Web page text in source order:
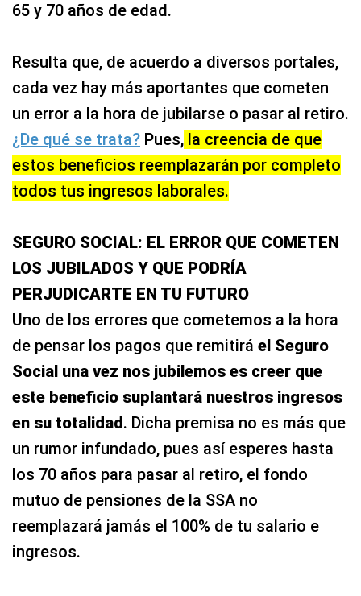
65 y 70 años de edad.
Resulta que, de acuerdo a diversos portales,
cada vez hay más aportantes que cometen
un error a la hora de jubilarse o pasar al retiro.
¿De qué se trata? Pues, la creencia de que
estos beneficios reemplazarán por completo
todos tus ingresos laborales.
SEGURO SOCIAL: EL ERROR QUE COMETEN
LOS JUBILADOS Y QUE PODRÍA
PERJUDICARTE EN TU FUTURO
Uno de los errores que cometemos a la hora
de pensar los pagos que remitirá el Seguro
Social una vez nos jubilemos es creer que
este beneficio suplantará nuestros ingresos
en su totalidad. Dicha premisa no es más que
un rumor infundado, pues así esperes hasta
los 70 años para pasar al retiro, el fondo
mutuo de pensiones de la SSA no
reemplazará jamás el 100% de tu salario e
ingresos.